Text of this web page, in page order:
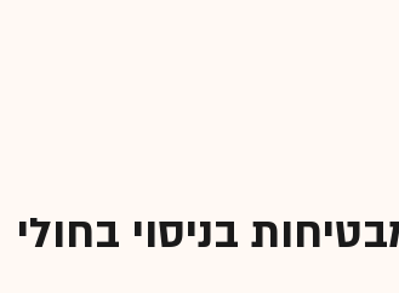
בניסוי בחולי